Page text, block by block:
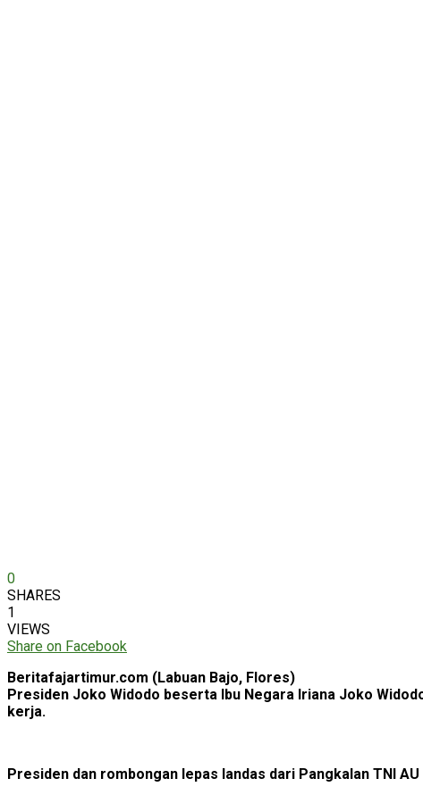
0
SHARES
1
VIEWS
Share on Facebook
Beritafajartimur.com (Labuan Bajo, Flores)
Presiden Joko Widodo beserta Ibu Negara Iriana Joko
kerja.
Presiden dan rombongan lepas landas dari Pangkalan TNI